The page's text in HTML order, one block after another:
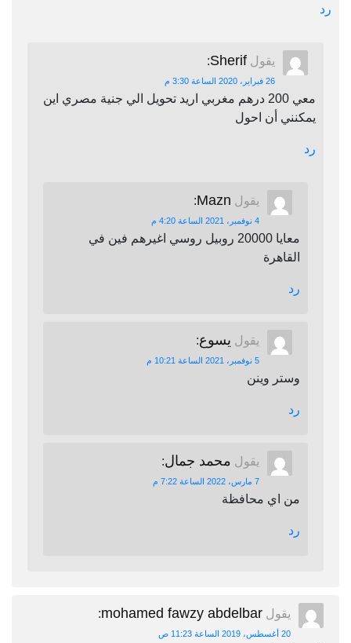
رد
يقول Sherif
:
26 فبراير، 2020 الساعة 3:30 م
معي 200 درهم مغربي اريد تحويل الي جنية مصري اين
يمكنني أن احول
رد
يقول Mazn
:
4 نوفمبر، 2021 الساعة 4:20 م
معايا 20000 روبيل روسي اغيرهم فين في
القاهرة
رد
يقول يسوع:
5 نوفمبر، 2021 الساعة 10:21 م
وستر وينن
رد
يقول محمد جمال:
7 مارس، 2022 الساعة 7:22 م
من اي محافظة
رد
يقول mohamed fawzy abdelbar
:
20 أغسطس، 2019 الساعة 11:23 ص